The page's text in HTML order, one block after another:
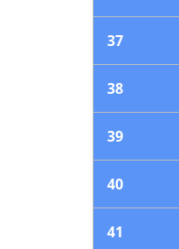
37
38
39
40
41